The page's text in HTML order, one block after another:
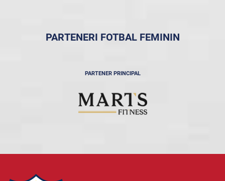
PARTENERI FOTBAL FEMININ
PARTENER PRINCIPAL